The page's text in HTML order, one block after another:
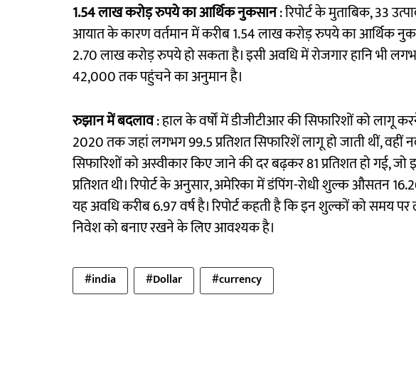
1.54 लाख करोड़ रुपये का आर्थिक नुकसान: रिपोर्ट के मुताबिक, 33
आयात के कारण वर्तमान में करीब 1.54 लाख करोड़ रुपये का आर्थिक
2.70 लाख करोड़ रुपये हो सकता है। इसी अवधि में रोजगार हानि भी
42,000 तक पहुंचने का अनुमान है।
रुझान में बदलाव: हाल के वर्षों में डीजीटीआर की सिफारिशों को लागू
2020 तक जहां लगभग 99.5 प्रतिशत सिफारिशें लागू हो जाती थीं,
सिफारिशों को अस्वीकार किए जाने की दर बढ़कर 81 प्रतिशत हो गई,
प्रतिशत थी। रिपोर्ट के अनुसार, अमेरिका में डंपिंग-रोधी शुल्क औसतन
यह अवधि करीब 6.97 वर्ष है। रिपोर्ट कहती है कि इन शुल्कों को समय
निवेश को बनाए रखने के लिए आवश्यक है।
#india #Dollar #currency